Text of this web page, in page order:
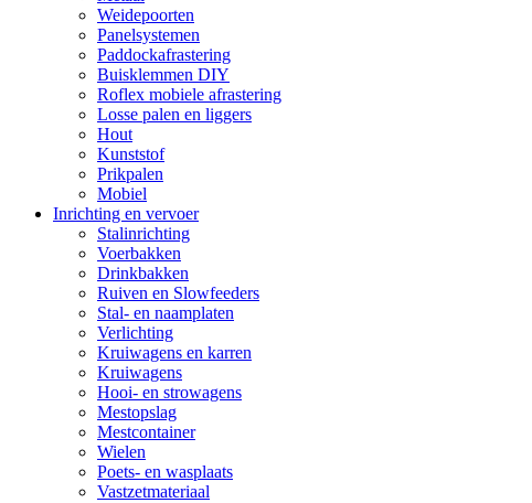
Weidepoorten
Panelsystemen
Paddockafrastering
Buisklemmen DIY
Roflex mobiele afrastering
Losse palen en liggers
Hout
Kunststof
Prikpalen
Mobiel
Inrichting en vervoer
Stalinrichting
Voerbakken
Drinkbakken
Ruiven en Slowfeeders
Stal- en naamplaten
Verlichting
Kruiwagens en karren
Kruiwagens
Hooi- en strowagens
Mestopslag
Mestcontainer
Wielen
Poets- en wasplaats
Vastzetmateriaal